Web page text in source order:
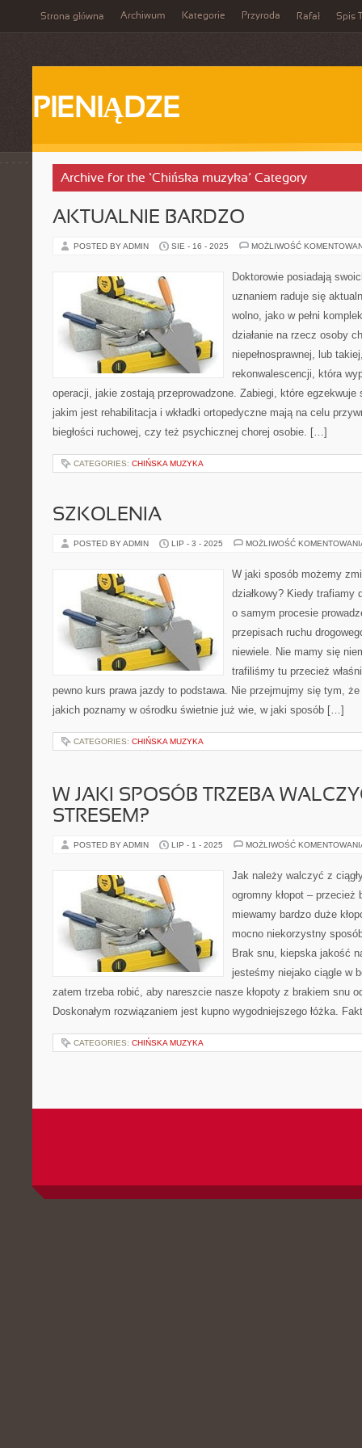
Strona główna Archiwum Kategorie Przyroda Rafał Spis
PIENIĄDZE
Archive for the ‘Chińska muzyka’ Category
AKTUALNIE BARDZO
POSTED BY ADMIN SIE - 16 - 2025 MOŻLIWOŚĆ
Doktorowie posiadają
uznaniem raduje się
wolno, jako w pełni
działanie na rzecz osoby
niepełnosprawnej, lub
rekonwalescencji, która
operacji, jakie zostają przeprowadzone. Zabiegi, które egzekwuje
jakim jest rehabilitacja i wkładki ortopedyczne mają na celu
biegłości ruchowej, czy też psychicznej chorej osobie. […]
CATEGORIES: CHIŃSKA MUZYKA
SZKOLENIA
POSTED BY ADMIN LIP - 3 - 2025 MOŻLIWOŚĆ
W jaki sposób możemy
działkowy? Kiedy trafiamy
o samym procesie
przepisach ruchu
niewiele. Nie mamy się
trafiliśmy tu przecież
pewno kurs prawa jazdy to podstawa. Nie przejmujmy się tym,
jakich poznamy w ośrodku świetnie już wie, w jaki sposób […]
CATEGORIES: CHIŃSKA MUZYKA
W JAKI SPOSÓB TRZEBA
STRESEM?
POSTED BY ADMIN LIP - 1 - 2025 MOŻLIWOŚĆ
Jak należy walczyć z
ogromny kłopot – przecież
miewamy bardzo duże
mocno niekorzystny
Brak snu, kiepska jakość
jesteśmy niejako ciągle w
zatem trzeba robić, aby nareszcie nasze kłopoty z brakiem snu
Doskonałym rozwiązaniem jest kupno wygodniejszego łóżka.
CATEGORIES: CHIŃSKA MUZYKA